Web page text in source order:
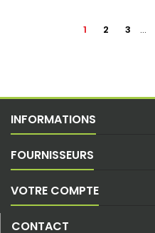
1 2 3 …
INFORMATIONS
FOURNISSEURS
VOTRE COMPTE
CONTACT